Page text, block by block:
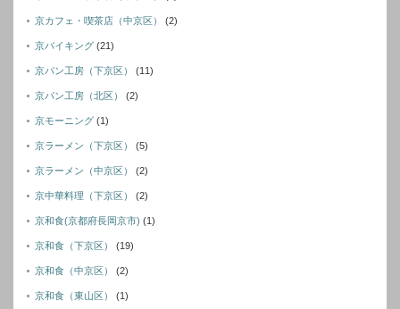
京カフェ・喫茶店（中京区） (2)
京バイキング (21)
京パン工房（下京区） (11)
京パン工房（北区） (2)
京モーニング (1)
京ラーメン（下京区） (5)
京ラーメン（中京区） (2)
京中華料理（下京区） (2)
京和食(京都府長岡京市) (1)
京和食（下京区） (19)
京和食（中京区） (2)
京和食（東山区） (1)